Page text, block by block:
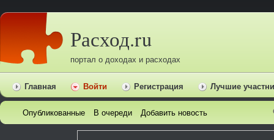
Расход.ru
портал о доходах и расходах
Главная Войти Регистрация Лучшие
Опубликованные В очереди Добавить новость